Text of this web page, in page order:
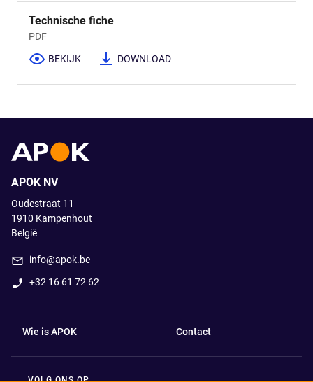
Technische fiche
PDF
BEKIJK DOWNLOAD
APOK NV
Oudestraat 11
1910 Kampenhout
België
info@apok.be
+32 16 61 72 62
Wie is APOK Contact